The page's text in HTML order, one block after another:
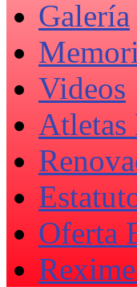
Galería
Videos
Atletas
Oferta